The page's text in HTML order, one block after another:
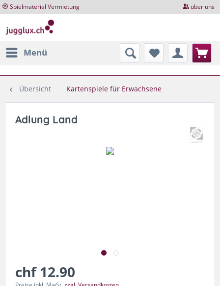
Spielmaterial Vermietung über uns
Menü
Übersicht Kartenspiele für Erwachsene
Adlung Land
chf 12.90